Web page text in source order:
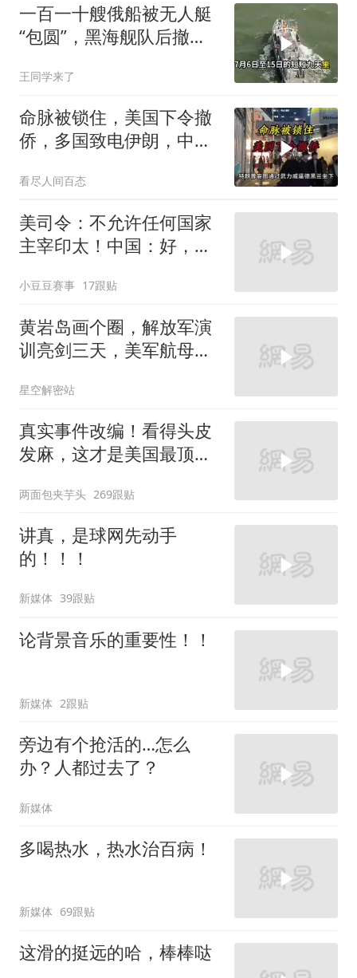
一百一十艘俄船被无人艇
“包圆”，黑海舰队后撤数
王同学来了
命脉被锁住，美国下令撤
侨，多国致电伊朗，中国
看尽人间百态
美司令：不允许任何国家
主宰印太！中国：好，轰
小豆豆赛事 17跟贴
黄岩岛画个圈，解放军演
训亮剑三天，美军航母从
星空解密站
真实事件改编！看得头皮
发麻，这才是美国最顶级
两面包夹芋头 269跟贴
讲真，是球网先动手
的！！！
新媒体 39跟贴
论背景音乐的重要性！！
新媒体 2跟贴
旁边有个抢活的…怎么
办？人都过去了？
新媒体
多喝热水，热水治百病！
新媒体 69跟贴
这滑的挺远的哈，棒棒哒